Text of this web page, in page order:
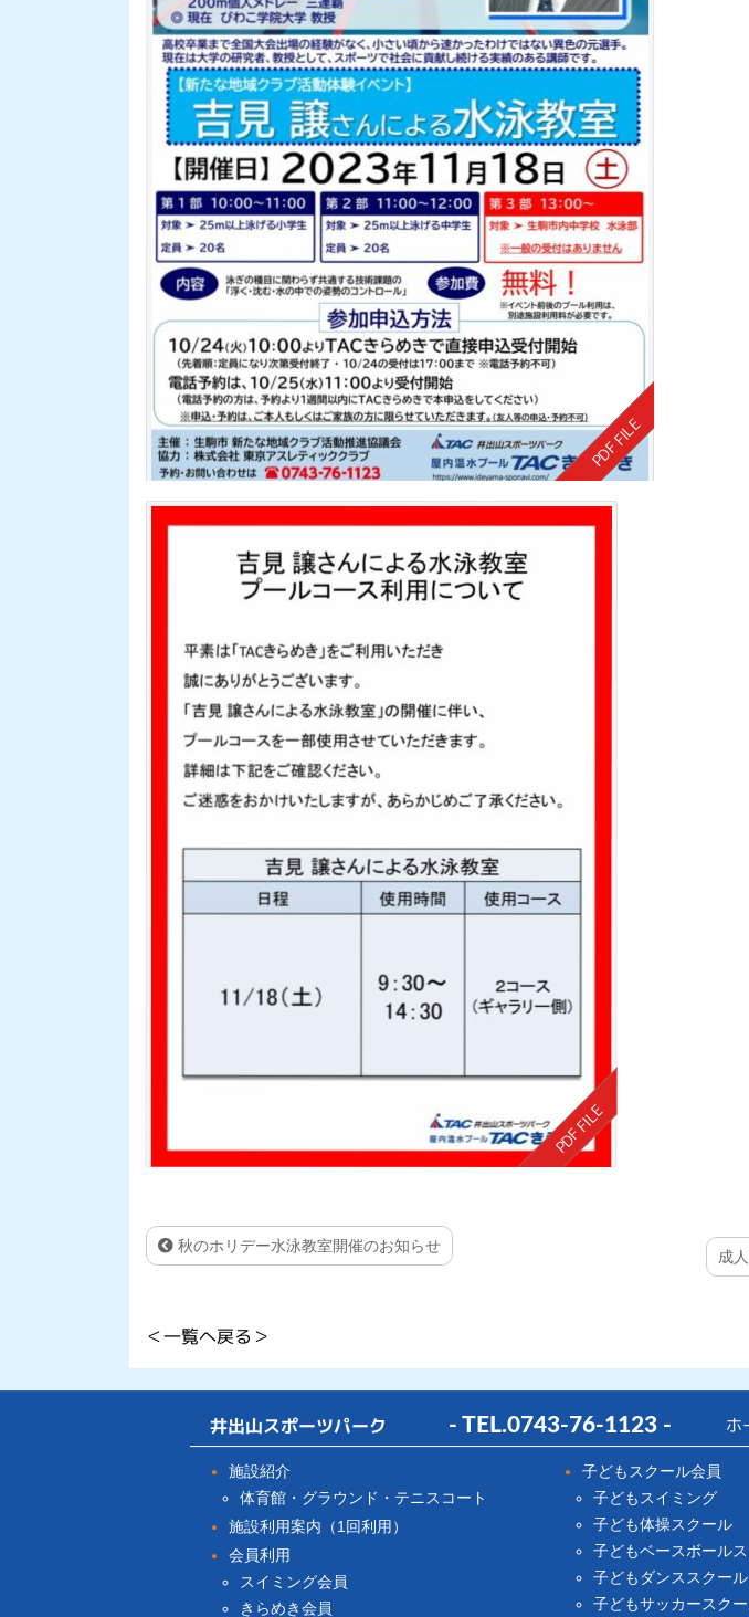
秋のホリデー水泳教室開催のお知らせ
成
＜一覧へ戻る＞
井出山スポーツパーク - TEL.0743-76-1123- ホ
施設紹介
体育館・グラウンド・テニスコート
施設利用案内（1回利用）
会員利用
スイミング会員
きらめき会員
子どもスクール会員
子どもスイミング
子ども体操スクール
子どもベースボール
子どもダンススクール
子どもサッカースク